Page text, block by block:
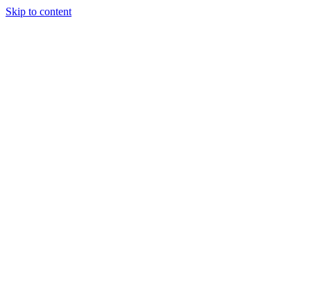
Skip to content